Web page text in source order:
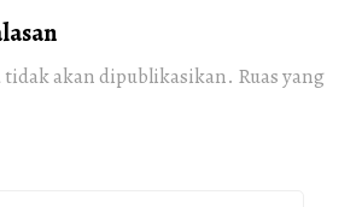
tidak akan dipublikasikan. Ruas yang